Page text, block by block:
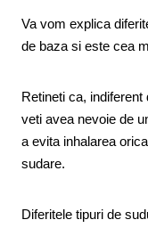
Va vom explica
de baza si este cea
Retineti ca,
veti avea nevoie de
a evita inhalarea
sudare.
Diferitele tipuri de